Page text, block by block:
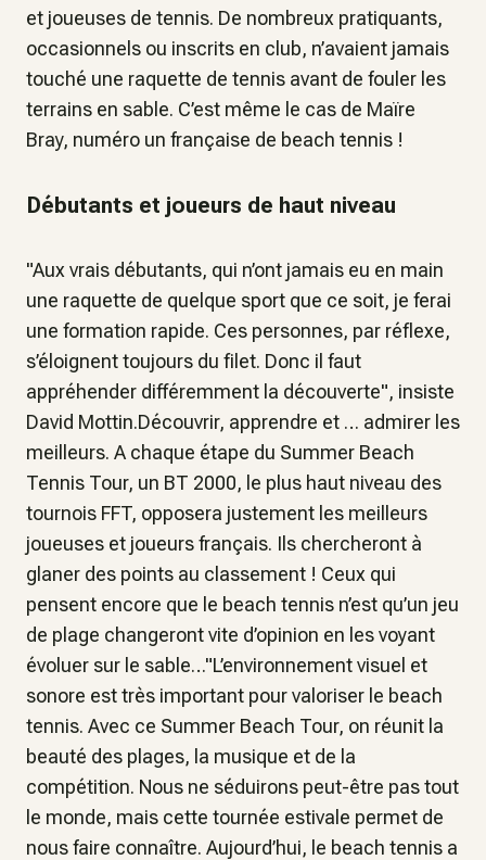
et joueuses de tennis. De nombreux pratiquants,
occasionnels ou inscrits en club, n’avaient jamais
touché une raquette de tennis avant de fouler les
terrains en sable. C’est même le cas de Maïre
Bray, numéro un française de beach tennis !
Débutants et joueurs de haut niveau
"Aux vrais débutants, qui n’ont jamais eu en main
une raquette de quelque sport que ce soit, je ferai
une formation rapide. Ces personnes, par réflexe,
s’éloignent toujours du filet. Donc il faut
appréhender différemment la découverte", insiste
David Mottin.Découvrir, apprendre et … admirer les
meilleurs. A chaque étape du Summer Beach
Tennis Tour, un BT 2000, le plus haut niveau des
tournois FFT, opposera justement les meilleurs
joueuses et joueurs français. Ils chercheront à
glaner des points au classement ! Ceux qui
pensent encore que le beach tennis n’est qu’un jeu
de plage changeront vite d’opinion en les voyant
évoluer sur le sable…"L’environnement visuel et
sonore est très important pour valoriser le beach
tennis. Avec ce Summer Beach Tour, on réunit la
beauté des plages, la musique et de la
compétition. Nous ne séduirons peut-être pas tout
le monde, mais cette tournée estivale permet de
nous faire connaître. Aujourd’hui, le beach tennis a